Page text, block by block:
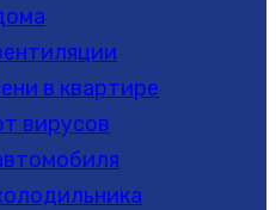
в квартире
вирусов